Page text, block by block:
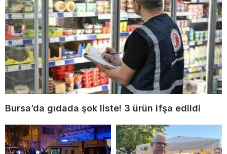
Bursa’da gıdada şok liste! 3 ürün ifşa edildi